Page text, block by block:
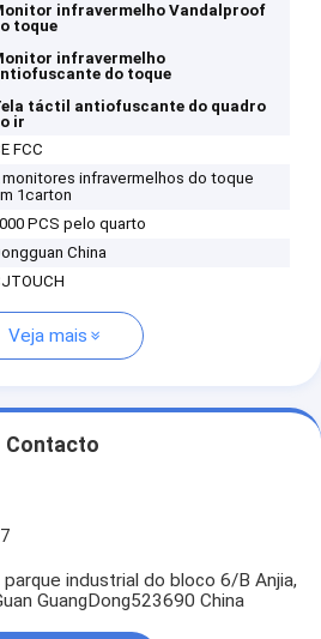
infravermelho Vandalproof
toque
infravermelho
do toque
táctil antiofuscante do quadro
ir
FCC
monitores infravermelhos do toque
1carton
PCS pelo quarto
China
Veja mais
Contacto
industrial do bloco 6/B Anjia,
GuangDong523690 China